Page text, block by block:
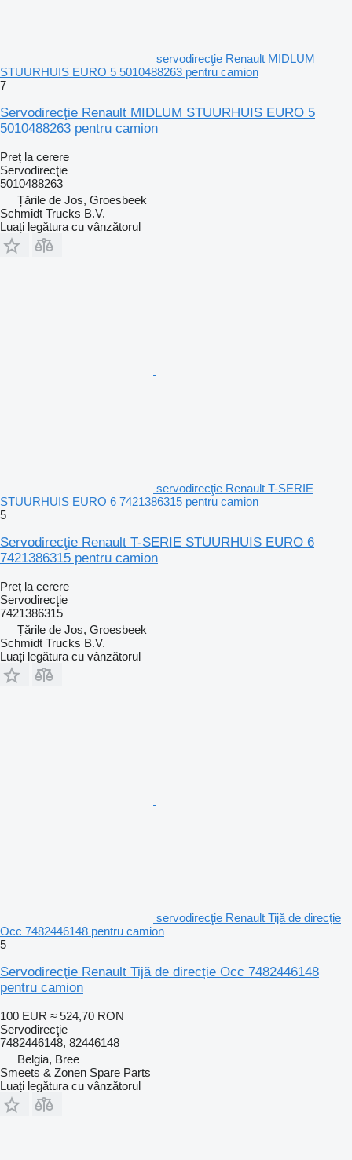
servodirecţie Renault MIDLUM
STUURHUIS EURO 5 5010488263 pentru camion
7
Servodirecţie Renault MIDLUM STUURHUIS EURO 5
5010488263 pentru camion
Preț la cerere
Servodirecţie
5010488263
Țările de Jos, Groesbeek
Schmidt Trucks B.V.
Luați legătura cu vânzătorul
servodirecţie Renault T-SERIE
STUURHUIS EURO 6 7421386315 pentru camion
5
Servodirecţie Renault T-SERIE STUURHUIS EURO 6
7421386315 pentru camion
Preț la cerere
Servodirecţie
7421386315
Țările de Jos, Groesbeek
Schmidt Trucks B.V.
Luați legătura cu vânzătorul
servodirecţie Renault Tijă de direcție
Occ 7482446148 pentru camion
5
Servodirecţie Renault Tijă de direcție Occ 7482446148
pentru camion
100 EUR ≈ 524,70 RON
Servodirecţie
7482446148, 82446148
Belgia, Bree
Smeets & Zonen Spare Parts
Luați legătura cu vânzătorul